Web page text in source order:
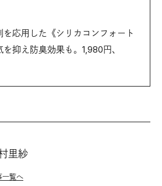
応用した《シリカコンフォート
抑え防臭効果も。1,980円、
里紗
一覧へ